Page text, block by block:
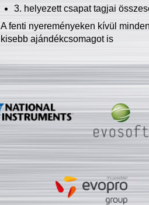
3. helyezett csapat tagjai
A fenti nyereményeken kívül
kisebb ajándékcsomagot is